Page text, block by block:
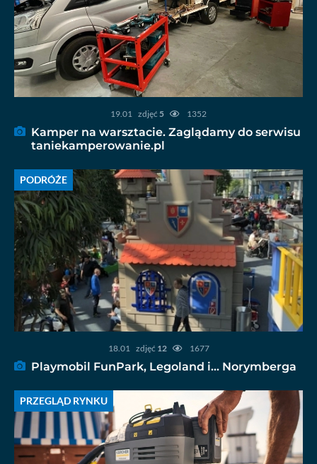
19.01 zdjęć 5 1352
Kamper na warsztacie. Zaglądamy do serwisu
taniekamperowanie.pl
PODRÓŻE
18.01 zdjęć 12 1677
Playmobil FunPark, Legoland i… Norymberga
PRZEGLĄD RYNKU